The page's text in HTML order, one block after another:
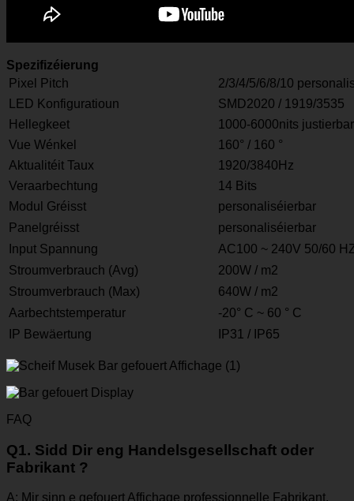
Spezifizéierung
Pixel Pitch
2/3/4/5/6/8/10
LED Konfiguratioun
SMD2020 / 1919/3535
Hellegkeet
1000-6000nits justierbar
Vue Wénkel
160° / 160 °
Aktualitéit Taux
1920/3840Hz
Veraarbechtung
14 Bits
Modul Gréisst
personaliséierbar
Panelgréisst
personaliséierbar
Input Spannung
AC100 ~ 240V 50/60
Stroumverbrauch (Avg)
200W / m2
Stroumverbrauch (Max)
640W / m2
Aarbechtstemperatur
-20° C ~ 60 ° C
IP Bewäertung
IP31 / IP65
FAQ
Q1. Sidd Dir eng Handelsgesellschaft oder
Fabrikant ?
A: Mir sinn e gefouert Affichage professionnelle Fabrikant.